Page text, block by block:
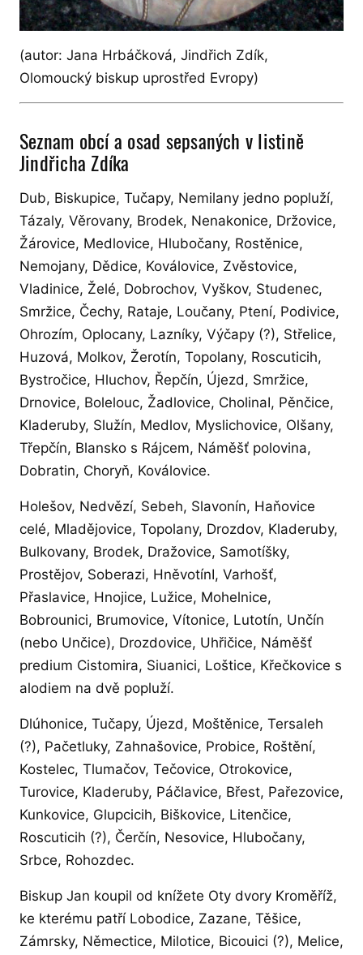
(autor: Jana Hrbáčková, Jindřich Zdík,
Olomoucký biskup uprostřed Evropy)
Seznam obcí a osad sepsaných v listině
Jindřicha Zdíka
Dub, Biskupice, Tučapy, Nemilany jedno popluží,
Tázaly, Věrovany, Brodek, Nenakonice, Držovice,
Žárovice, Medlovice, Hlubočany, Rostěnice,
Nemojany, Dědice, Koválovice, Zvěstovice,
Vladinice, Želé, Dobrochov, Vyškov, Studenec,
Smržice, Čechy, Rataje, Loučany, Ptení, Podivice,
Ohrozím, Oplocany, Lazníky, Výčapy (?), Střelice,
Huzová, Molkov, Žerotín, Topolany, Roscuticih,
Bystročice, Hluchov, Řepčín, Újezd, Smržice,
Drnovice, Bolelouc, Žadlovice, CholinaI, Pěnčice,
Kladeruby, Služín, Medlov, Myslichovice, Olšany,
Třepčín, Blansko s Rájcem, Náměšť polovina,
Dobratin, Choryň, Koválovice.
Holešov, Nedvězí, Sebeh, Slavonín, Haňovice
celé, Mladějovice, Topolany, Drozdov, Kladeruby,
Bulkovany, Brodek, Dražovice, Samotíšky,
Prostějov, Soberazi, HněvotínI, Varhošť,
Přaslavice, Hnojice, Lužice, Mohelnice,
Bobrounici, Brumovice, Vítonice, Lutotín, Unčín
(nebo Unčice), Drozdovice, Uhřičice, Náměšť
predium Cistomira, Siuanici, Loštice, Křečkovice s
alodiem na dvě popluží.
Dlúhonice, Tučapy, Újezd, Moštěnice, Tersaleh
(?), Pačetluky, Zahnašovice, Probice, Roštění,
Kostelec, Tlumačov, Tečovice, Otrokovice,
Turovice, Kladeruby, Páčlavice, Břest, Pařezovice,
Kunkovice, Glupcicih, Biškovice, Litenčice,
Roscuticih (?), Čerčín, Nesovice, Hlubočany,
Srbce, Rohozdec.
Biskup Jan koupil od knížete Oty dvory Kroměříž,
ke kterému patří Lobodice, Zazane, Těšice,
Zámrsky, Němectice, Milotice, Bicouici (?), Melice,